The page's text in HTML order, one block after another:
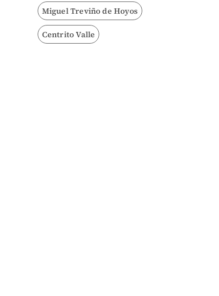
Miguel Treviño de Hoyos
Centrito Valle